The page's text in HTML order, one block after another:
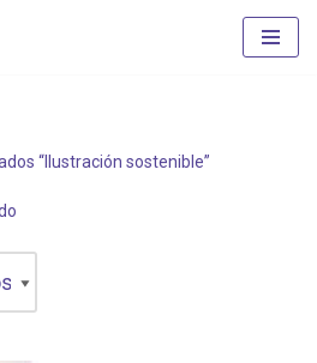
“Ilustración sostenible”